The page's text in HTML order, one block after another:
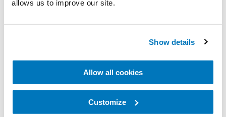
allows us to improve our site.
Show details
Allow all cookies
Customize
Seal-In X5-Liners zu einer Verbesserung beim